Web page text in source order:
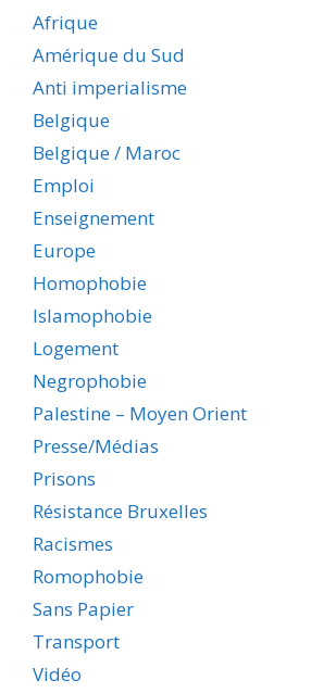
Afrique
Amérique du Sud
Anti imperialisme
Belgique
Belgique / Maroc
Emploi
Enseignement
Europe
Homophobie
Islamophobie
Logement
Negrophobie
Palestine – Moyen Orient
Presse/Médias
Prisons
Résistance Bruxelles
Racismes
Romophobie
Sans Papier
Transport
Vidéo